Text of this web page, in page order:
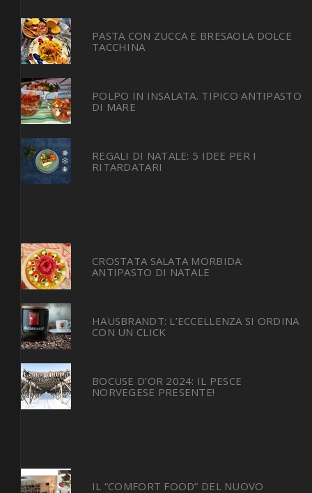
PASTA CON ZUCCA E BRESAOLA DOLCE
TACCHINA
POLPO IN INSALATA. TIPICO ANTIPASTO
DI MARE
REGALI DI NATALE: 5 IDEE PER I
RITARDATARI
CROSTATA SALATA MORBIDA:
ANTIPASTO DI NATALE
HAUSBRANDT: L’ECCELLENZA SI ORDINA
CON UN CLICK
BOCUSE D’OR 2024: IL PESCE
NORVEGESE PRESENTE!
IL “COMFORT FOOD” DEL NUOVO